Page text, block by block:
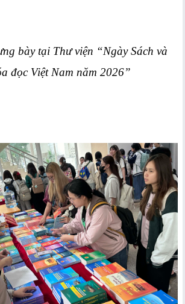
bày tại Thư viện “Ngày Sách và
đọc Việt Nam năm 2026”